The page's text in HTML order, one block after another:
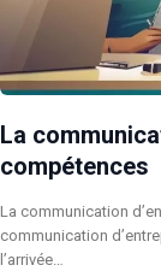
La
compétences
La communication
communication
l’arrivée…